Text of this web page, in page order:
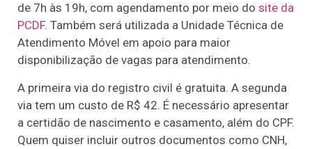
de 7h às 19h, com agendamento por meio do site da
PCDF. Também será utilizada a Unidade Técnica de
Atendimento Móvel em apoio para maior
disponibilização de vagas para atendimento.
A primeira via do registro civil é gratuita. A segunda
via tem um custo de R$ 42. É necessário apresentar
a certidão de nascimento e casamento, além do CPF.
Quem quiser incluir outros documentos como CNH,